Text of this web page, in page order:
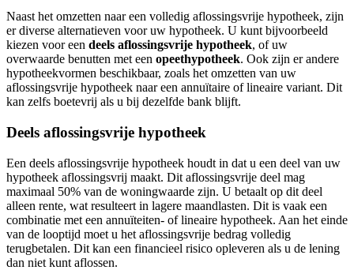
Naast het omzetten naar een volledig aflossingsvrije hypotheek, zijn
er diverse alternatieven voor uw hypotheek. U kunt bijvoorbeeld
kiezen voor een deels aflossingsvrije hypotheek, of uw
overwaarde benutten met een opeethypotheek. Ook zijn er andere
hypotheekvormen beschikbaar, zoals het omzetten van uw
aflossingsvrije hypotheek naar een annuïtaire of lineaire variant. Dit
kan zelfs boetevrij als u bij dezelfde bank blijft.
Deels aflossingsvrije hypotheek
Een deels aflossingsvrije hypotheek houdt in dat u een deel van uw
hypotheek aflossingsvrij maakt. Dit aflossingsvrije deel mag
maximaal 50% van de woningwaarde zijn. U betaalt op dit deel
alleen rente, wat resulteert in lagere maandlasten. Dit is vaak een
combinatie met een annuïteiten- of lineaire hypotheek. Aan het einde
van de looptijd moet u het aflossingsvrije bedrag volledig
terugbetalen. Dit kan een financieel risico opleveren als u de lening
dan niet kunt aflossen.